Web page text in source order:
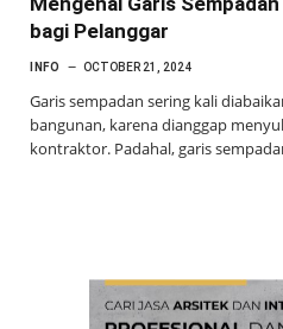
bagi Pelanggar
INFO OCTOBER 21, 2024
Garis sempadan sering kali
bangunan, karena dianggap
kontraktor. Padahal, garis